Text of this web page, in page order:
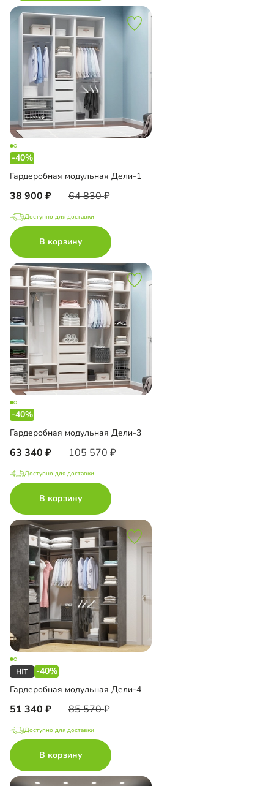
-40%
Гардеробная модульная Дели-1
38 900 64 830
Доступно для доставки
В корзину
-40%
Гардеробная модульная Дели-3
63 340 105 570
Доступно для доставки
В корзину
-40%
Гардеробная модульная Дели-4
51 340 85 570
Доступно для доставки
В корзину